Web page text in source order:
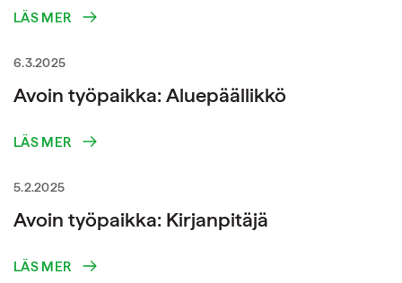
LÄS MER
6.3.2025
Avoin työpaikka: Aluepäällikkö
LÄS MER
5.2.2025
Avoin työpaikka: Kirjanpitäjä
LÄS MER